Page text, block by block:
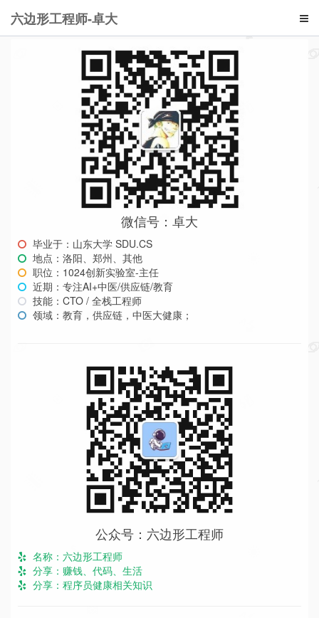
六边形工程师-卓大
微信号：卓大
毕业于：山东大学 SDU.CS
地点：洛阳、郑州、其他
职位：1024创新实验室-主任
近期：专注AI+中医/供应链/教育
技能：CTO / 全栈工程师
领域：教育，供应链，中医大健康；
公众号：六边形工程师
名称：六边形工程师
分享：赚钱、代码、生活
分享：程序员健康相关知识